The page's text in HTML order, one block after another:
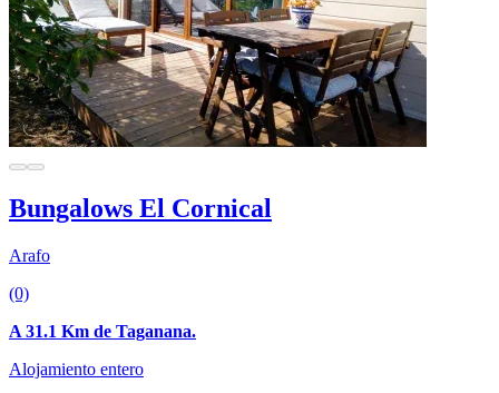
Bungalows El Cornical
Arafo
(0)
A 31.1 Km de Taganana.
Alojamiento entero